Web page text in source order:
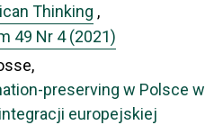
Thinking ,
49 Nr 4 (2021)
preserving w Polsce w
europejskiej